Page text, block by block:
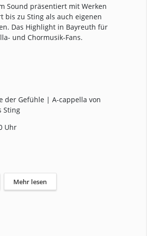
Sound präsentiert mit Werken
bis zu Sting als auch eigenen
Das Highlight in Bayreuth für
und Chormusik-Fans.
der Gefühle | A-cappella von
Sting
Uhr
Mehr lesen